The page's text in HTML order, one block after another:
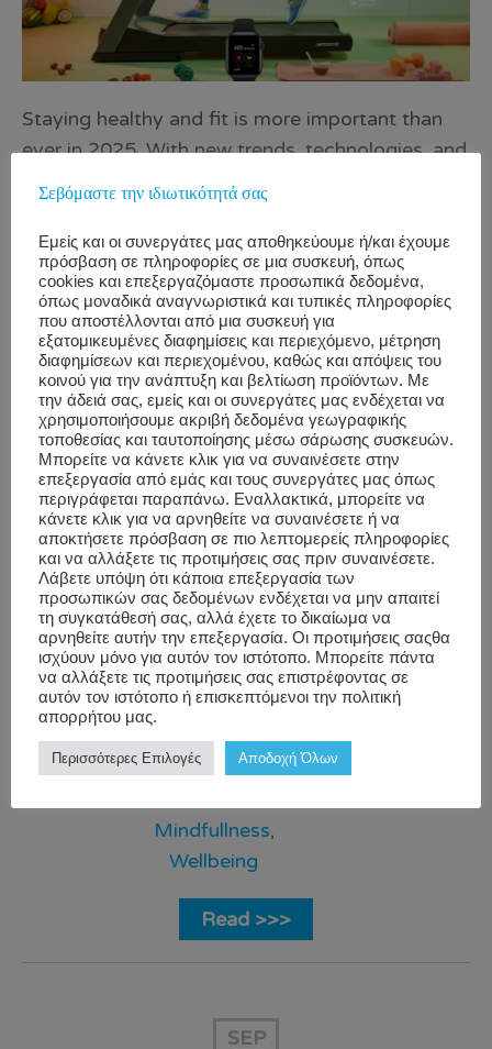
Staying healthy and fit is more important than
ever in 2025. With new trends, technologies, and
research, there are many ways to improve your
health and fitness tips that are perfect for
everyone, whether you’re just starting your
journey or want to level up your routine. Source:
DV Studio 1. Stay Active Every Day Physical
activity is key to good health. You don’t have to
hit the gym every day; small changes can make
a big difference. Walk More: Aim for 10,000
steps a day. Use a fitness tracker or app to help
you stay on track. Stretch Regularly: Stretching
keeps your muscles flexible […]
Workwell
Blog,Mental
Health,
Nutrition,
Performance
and
Productivity,
Sleep
Stress
Mindfullness,
Wellbeing
bettersleep
corporate
wellness
provider
healthynutrition
MentalHealth
Read >>>
SEP
Σεβόμαστε την ιδιωτικότητά σας
Εμείς και οι συνεργάτες μας αποθηκεύουμε ή/και έχουμε
πρόσβαση σε πληροφορίες σε μια συσκευή, όπως
cookies και επεξεργαζόμαστε προσωπικά δεδομένα,
όπως μοναδικά αναγνωριστικά και τυπικές πληροφορίες
που αποστέλλονται από μια συσκευή για
εξατομικευμένες διαφημίσεις και περιεχόμενο, μέτρηση
διαφημίσεων και περιεχομένου, καθώς και απόψεις του
κοινού για την ανάπτυξη και βελτίωση προϊόντων. Με
την άδειά σας, εμείς και οι συνεργάτες μας ενδέχεται να
χρησιμοποιήσουμε ακριβή δεδομένα γεωγραφικής
τοποθεσίας και ταυτοποίησης μέσω σάρωσης συσκευών.
Μπορείτε να κάνετε κλικ για να συναινέσετε στην
επεξεργασία από εμάς και τους συνεργάτες μας όπως
περιγράφεται παραπάνω. Εναλλακτικά, μπορείτε να
κάνετε κλικ για να αρνηθείτε να συναινέσετε ή να
αποκτήσετε πρόσβαση σε πιο λεπτομερείς πληροφορίες
και να αλλάξετε τις προτιμήσεις σας πριν συναινέσετε.
Λάβετε υπόψη ότι κάποια επεξεργασία των
προσωπικών σας δεδομένων ενδέχεται να μην απαιτεί
τη συγκατάθεσή σας, αλλά έχετε το δικαίωμα να
αρνηθείτε αυτήν την επεξεργασία. Οι προτιμήσεις σαςθα
ισχύουν μόνο για αυτόν τον ιστότοπο. Μπορείτε πάντα
να αλλάξετε τις προτιμήσεις σας επιστρέφοντας σε
αυτόν τον ιστότοπο ή επισκεπτόμενοι την πολιτική
απορρήτου μας.
Περισσότερες Επιλογές Αποδοχή Όλων